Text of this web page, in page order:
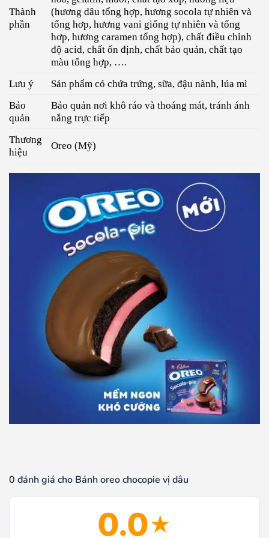
Thành
phần
(hương dâu tổng hợp, hương socola tự nhiên và
tổng hơp, hương vani giống tự nhiên và tổng
hơp, hương caramen tổng hợp), chất điều chỉnh
độ acid, chất ổn định, chất bảo quản, chất tạo
màu tổng hợp, ….
Lưu ý
Sản phẩm có chứa trứng, sữa, đậu nành, lúa mì
Bảo
quản
Bảo quản nơi khô ráo và thoáng mát, tránh ánh
nắng trực tiếp
Thương
hiệu
Oreo (Mỹ)
0 đánh giá cho Bánh oreo chocopie vị dâu
0.0★